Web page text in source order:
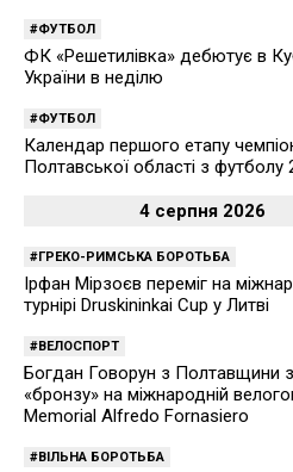
ФУТБОЛ
ФК «Решетилівка» дебютує в
України в неділю
ФУТБОЛ
Календар першого етапу
Полтавської області з футболу
4 серпня 2026
ГРЕКО-РИМСЬКА БОРОТЬБА
Ірфан Мірзоєв переміг на
турнірі Druskininkai Cup у Литві
ВЕЛОСПОРТ
Богдан Говорун з Полтавщини
«бронзу» на міжнародній
Memorial Alfredo Fornasiero
ВІЛЬНА БОРОТЬБА